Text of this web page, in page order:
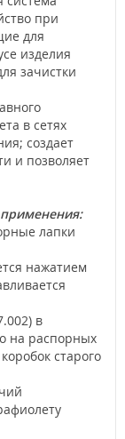
при
для
изделия
зачистки
в сетях
создает
и позволяет
лапки
нажатием
в
на распорных
старого